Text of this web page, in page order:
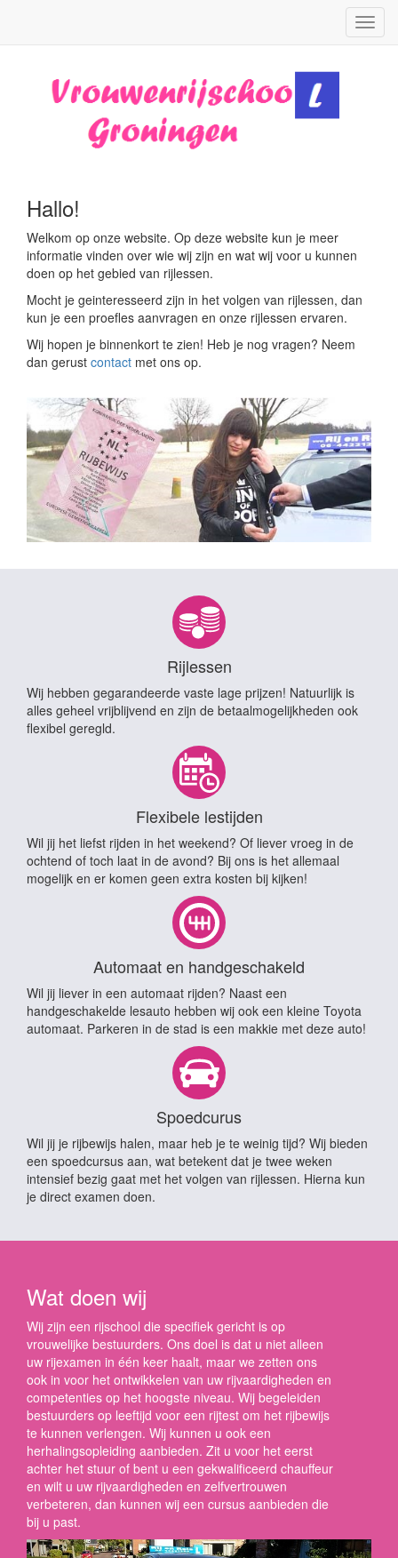
Hallo!
Welkom op onze website. Op deze website kun je meer
informatie vinden over wie wij zijn en wat wij voor u kunnen
doen op het gebied van rijlessen.
Mocht je geinteresseerd zijn in het volgen van rijlessen, dan
kun je een proefles aanvragen en onze rijlessen ervaren.
Wij hopen je binnenkort te zien! Heb je nog vragen? Neem
dan gerust contact met ons op.
Rijlessen
Wij hebben gegarandeerde vaste lage prijzen! Natuurlijk is
alles geheel vrijblijvend en zijn de betaalmogelijkheden ook
flexibel geregld.
Flexibele lestijden
Wil jij het liefst rijden in het weekend? Of liever vroeg in de
ochtend of toch laat in de avond? Bij ons is het allemaal
mogelijk en er komen geen extra kosten bij kijken!
Automaat en handgeschakeld
Wil jij liever in een automaat rijden? Naast een
handgeschakelde lesauto hebben wij ook een kleine Toyota
automaat. Parkeren in de stad is een makkie met deze auto!
Spoedcurus
Wil jij je rijbewijs halen, maar heb je te weinig tijd? Wij bieden
een spoedcursus aan, wat betekent dat je twee weken
intensief bezig gaat met het volgen van rijlessen. Hierna kun
je direct examen doen.
Wat doen wij
Wij zijn een rijschool die specifiek gericht is op
vrouwelijke bestuurders. Ons doel is dat u niet alleen
uw rijexamen in één keer haalt, maar we zetten ons
ook in voor het ontwikkelen van uw rijvaardigheden en
competenties op het hoogste niveau. Wij begeleiden
bestuurders op leeftijd voor een rijtest om het rijbewijs
te kunnen verlengen. Wij kunnen u ook een
herhalingsopleiding aanbieden. Zit u voor het eerst
achter het stuur of bent u een gekwalificeerd chauffeur
en wilt u uw rijvaardigheden en zelfvertrouwen
verbeteren, dan kunnen wij een cursus aanbieden die
bij u past.